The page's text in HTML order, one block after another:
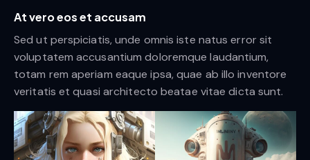
At vero eos et accusam
Sed ut perspiciatis, unde omnis iste natus error sit
voluptatem accusantium doloremque laudantium,
totam rem aperiam eaque ipsa, quae ab illo inventore
veritatis et quasi architecto beatae vitae dicta sunt.